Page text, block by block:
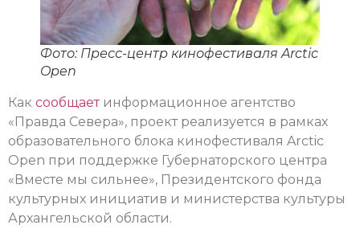
Фото: Пресс-центр кинофестиваля Arctic
Open
Как сообщаетинформационное агентство
«Правда Севера», проект реализуется в рамках
образовательного блока кинофестиваля Arctic
Open при поддержке Губернаторского центра
«Вместе мы сильнее», Президентского фонда
культурных инициатив и министерства культуры
Архангельской области.